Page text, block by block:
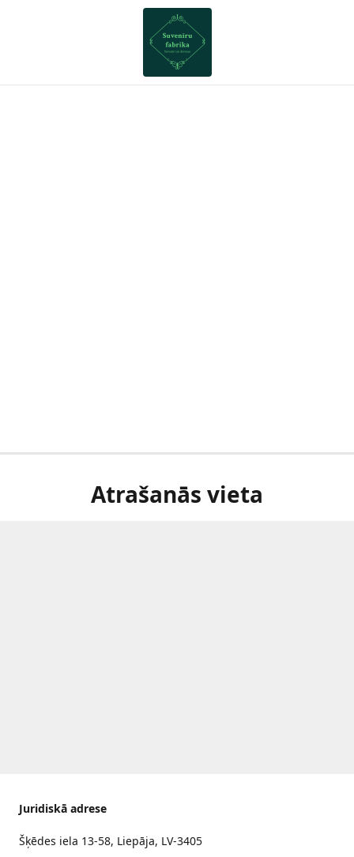
Atrašanās vieta
Juridiskā adrese
Šķēdes iela 13-58, Liepāja, LV-3405